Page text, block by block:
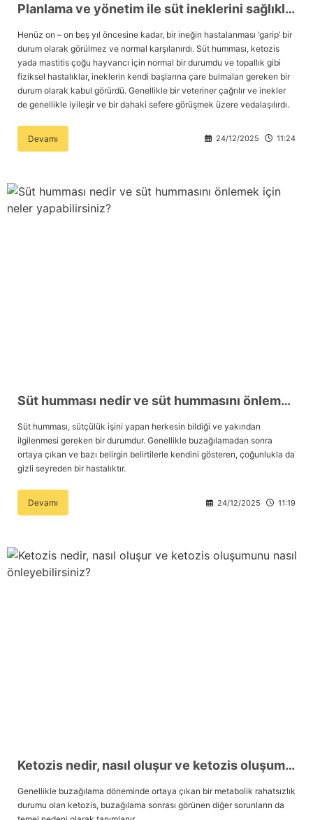
Planlama ve yönetim ile süt ineklerini sağlıklı tutmanın püf noktaları
Henüz on – on beş yıl öncesine kadar, bir ineğin hastalanması ‘garip’ bir
durum olarak görülmez ve normal karşılanırdı. Süt humması, ketozis
yada mastitis çoğu hayvancı için normal bir durumdu ve topallık gibi
fiziksel hastalıklar, ineklerin kendi başlarına çare bulmaları gereken bir
durum olarak kabul görürdü. Genellikle bir veteriner çağrılır ve inekler
de genellikle iyileşir ve bir dahaki sefere görüşmek üzere vedalaşılırdı.
Devamı 24/12/2025 11:24
Süt humması nedir ve süt hummasını önlemek için neler yapabilirsiniz?
Süt humması, sütçülük işini yapan herkesin bildiği ve yakından
ilgilenmesi gereken bir durumdur. Genellikle buzağılamadan sonra
ortaya çıkan ve bazı belirgin belirtilerle kendini gösteren, çoğunlukla da
gizli seyreden bir hastalıktır.
Devamı 24/12/2025 11:19
Ketozis nedir, nasıl oluşur ve ketozis oluşumunu nasıl önleyebilirsiniz?
Genellikle buzağılama döneminde ortaya çıkan bir metabolik rahatsızlık
durumu olan ketozis, buzağılama sonrası görünen diğer sorunların da